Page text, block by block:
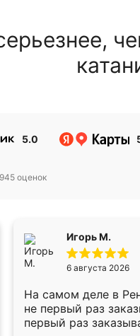
5.0
945 оценок
Игорь М.
6 августа 2026
На самом деле в
не первый раз
первый раз